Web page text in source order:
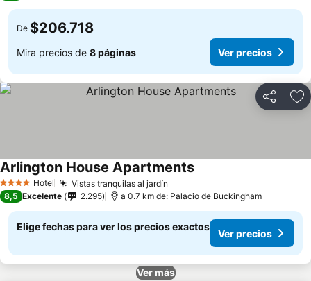
De $206.718
Mira precios de 8 páginas Ver precios
Compartir
4 EstrellasHotel Vistas tranquilas al jardín
Arlington House ApartmentsVer precios
8,5 Excelente 2.295 a 0.7 km de: Palacio de Buckingham
Elige fechas para ver los precios exactos
Ver precios
Ver más